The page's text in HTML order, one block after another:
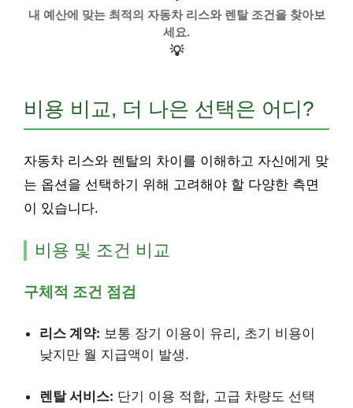
내 예산에 맞는 최적의 자동차 리스와 렌탈 조건을 찾아보
세요.
💡
비용 비교, 더 나은 선택은 어디?
자동차 리스와 렌탈의 차이를 이해하고 자신에게 맞
는 옵션을 선택하기 위해 고려해야 할 다양한 측면
이 있습니다.
비용 및 조건 비교
구체적 조건 점검
리스 계약: 보통 장기 이용이 유리, 초기 비용이
낮지만 월 지급액이 발생.
렌탈 서비스: 단기 이용 적합, 고급 차량도 선택